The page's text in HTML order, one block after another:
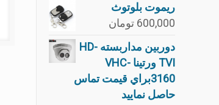
ریموت بلوتوث
600,000 تومان
دوربین مداربسته HD-
TVI ورتینا VHC-
3160براي قيمت تماس
حاصل نماييد